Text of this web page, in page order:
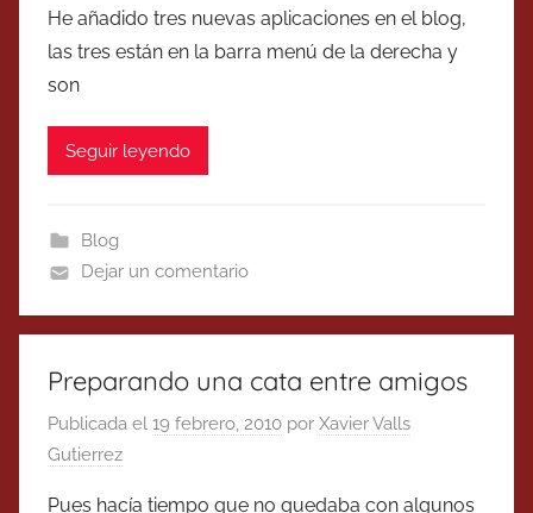
He añadido tres nuevas aplicaciones en el blog,
las tres están en la barra menú de la derecha y
son
Seguir leyendo
Blog
Dejar un comentario
Preparando una cata entre amigos
Publicada el 19 febrero, 2010 por Xavier Valls
Gutierrez
Pues hacía tiempo que no quedaba con algunos